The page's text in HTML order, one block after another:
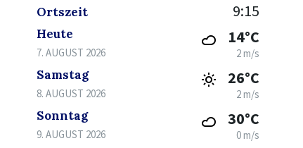
Ortszeit 9:15
Heute
7. AUGUST 2026
14°C
2 m/s
Samstag
8. AUGUST 2026
26°C
2 m/s
Sonntag
9. AUGUST 2026
30°C
0 m/s